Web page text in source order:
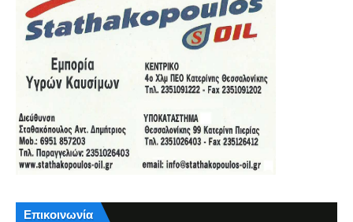
Επικοινωνία